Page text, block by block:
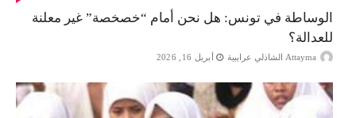
الوساطة في تونس: هل نحن أمام “خصخصة” غير معلنة
للعدالة؟
Attayma الشاذلي عرايبية أبريل 16, 2026